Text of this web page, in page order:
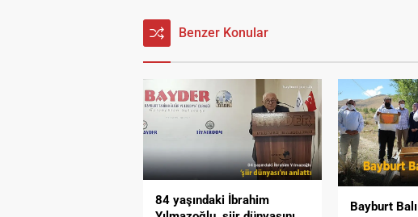
Benzer Konular
84 yaşındaki İbrahim
Bayburt